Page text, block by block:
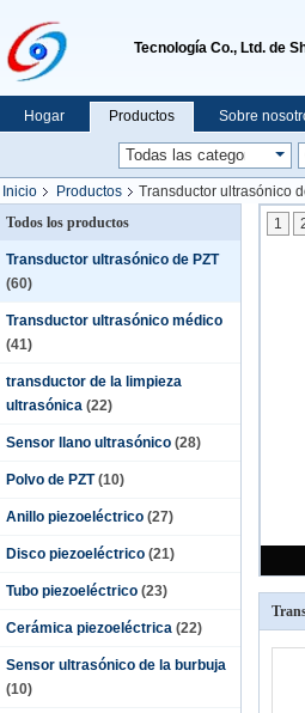
Tecnología Co., Ltd. de
Hogar Productos Sobre
Inicio Productos
Transductor ultrasónico
Todos los productos
Transductor ultrasónico de PZT
(60)
Transductor ultrasónico médico
(41)
transductor de la limpieza
ultrasónica (22)
Sensor llano ultrasónico (28)
Polvo de PZT (10)
Anillo piezoeléctrico (27)
Disco piezoeléctrico (21)
Tubo piezoeléctrico (23)
Cerámica piezoeléctrica (22)
Sensor ultrasónico de la burbuja
(10)
1